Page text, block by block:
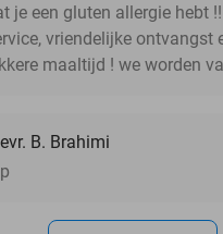
je een gluten allergie hebt
vriendelijke ontvangst
maaltijd ! we worden
B. Brahimi